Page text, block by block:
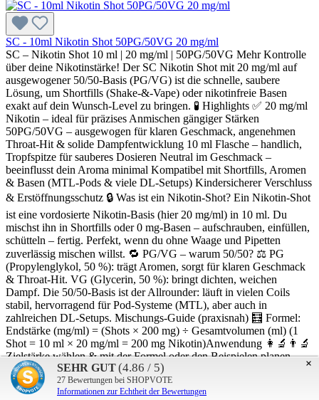
SC - 10ml Nikotin Shot 50PG/50VG 20 mg/ml
SC – Nikotin Shot 10 ml | 20 mg/ml | 50PG/50VG Mehr Kontrolle
über deine Nikotinstärke! Der SC Nikotin Shot mit 20 mg/ml auf
ausgewogener 50/50-Basis (PG/VG) ist die schnelle, saubere
Lösung, um Shortfills (Shake-&-Vape) oder nikotinfreie Basen
exakt auf dein Wunsch-Level zu bringen. 🧪 Highlights ✅ 20 mg/ml
Nikotin – ideal für präzises Anmischen gängiger Stärken
50PG/50VG – ausgewogen für klaren Geschmack, angenehmen
Throat-Hit & solide Dampfentwicklung 10 ml Flasche – handlich,
Tropfspitze für sauberes Dosieren Neutral im Geschmack –
beeinflusst dein Aroma minimal Kompatibel mit Shortfills, Aromen
& Basen (MTL-Pods & viele DL-Setups) Kindersicherer Verschluss
& Erstöffnungs­schutz 🔒 Was ist ein Nikotin-Shot? Ein Nikotin-Shot
ist eine vordosierte Nikotin-Basis (hier 20 mg/ml) in 10 ml. Du
mischst ihn in Shortfills oder 0 mg-Basen – aufschrauben, einfüllen,
schütteln – fertig. Perfekt, wenn du ohne Waage und Pipetten
zuverlässig mischen willst. 🔁 PG/VG – warum 50/50? ⚖️ PG
(Propylenglykol, 50 %): trägt Aromen, sorgt für klaren Geschmack
& Throat-Hit. VG (Glycerin, 50 %): bringt dichten, weichen
Dampf. Die 50/50-Basis ist der Allrounder: läuft in vielen Coils
stabil, hervorragend für Pod-Systeme (MTL), aber auch in
zahlreichen DL-Setups. Mischungs-Guide (praxisnah) 🧮 Formel:
Endstärke (mg/ml) = (Shots × 200 mg) ÷ Gesamtvolumen (ml) (1
Shot = 10 ml × 20 mg/ml = 200 mg Nikotin)Anwendung 👩‍🔬👨‍🔬
Zielstärke wählen & mit der Formel oder den Beispielen planen.
Shot einfüllen (in Shortfill/0 mg-Base). Kräftig schütteln (mind. 30–
60 Sek.). Kurz reifen lassen (10–20 Min.), damit sich alles homogen
verbindet. Wichtig: Nicht pur dampfen! Immer mit Base/Shortfill
×
SEHR GUT(4.86 / 5)
27 Bewertungen bei SHOPVOTE
Informationen zur Echtheit der Bewertungen